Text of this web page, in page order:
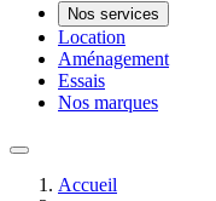
Nos services
Location
Aménagement
Essais
Nos marques
Accueil